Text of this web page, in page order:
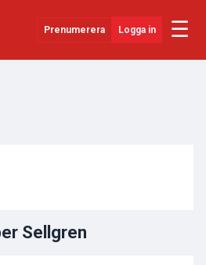
Prenumerera Logga in ☰
Sellgren